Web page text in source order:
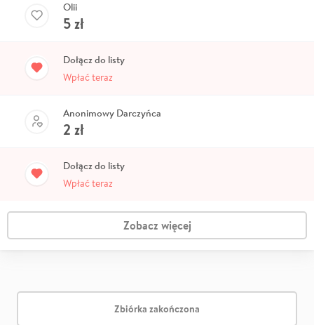
Olii
5zł
Dołącz do listy
Wpłać teraz
Anonimowy Darczyńca
2 zł
Dołącz do listy
Wpłać teraz
Zobacz więcej
Zbiórka zakończona